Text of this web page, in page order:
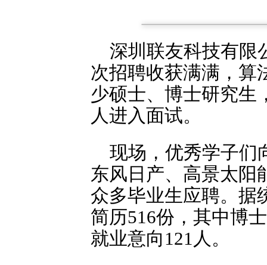
深圳联友科技有限
次招聘收获满满，算
少硕士、博士研究生
人进入面试。
现场，优秀学子们
东风日产、高景太阳
众多毕业生应聘。据
简历516份，其中博
就业意向121人。